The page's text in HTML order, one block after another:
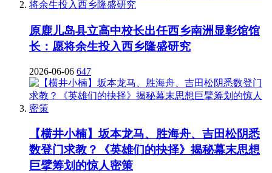
原鹿儿岛县立高中校长出任西乡南洲显彰馆馆
长：愿将余生投入西乡隆盛研究
2026-06-06 647
【横井小楠】坂本龙马、胜海舟、吉田松阴悉
数登门求教？《英雄们的抉择》揭秘幕末思想
巨擘筹划的惊人密策